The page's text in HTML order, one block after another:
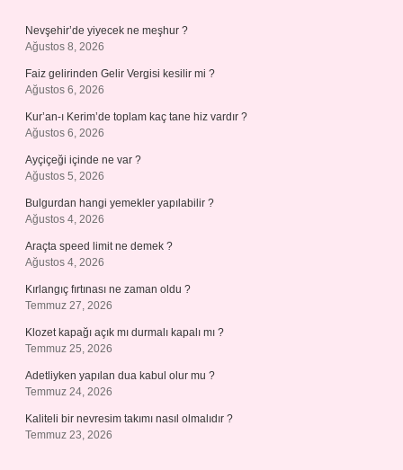
Nevşehir’de yiyecek ne meşhur ?
Ağustos 8, 2026
Faiz gelirinden Gelir Vergisi kesilir mi ?
Ağustos 6, 2026
Kur’an-ı Kerim’de toplam kaç tane hiz vardır ?
Ağustos 6, 2026
Ayçiçeği içinde ne var ?
Ağustos 5, 2026
Bulgurdan hangi yemekler yapılabilir ?
Ağustos 4, 2026
Araçta speed limit ne demek ?
Ağustos 4, 2026
Kırlangıç fırtınası ne zaman oldu ?
Temmuz 27, 2026
Klozet kapağı açık mı durmalı kapalı mı ?
Temmuz 25, 2026
Adetliyken yapılan dua kabul olur mu ?
Temmuz 24, 2026
Kaliteli bir nevresim takımı nasıl olmalıdır ?
Temmuz 23, 2026